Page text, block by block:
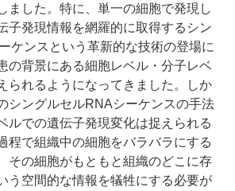
ました。特に、単一の細胞で発現し
子発現情報を網羅的に取得するシン
ケンスという革新的な技術の登場に
の背景にある細胞レベル・分子レベ
られるようになってきました。しか
シングルセルRNAシーケンスの手法
ルでの遺伝子発現変化は捉えられる
程で組織中の細胞をバラバラにする
その細胞がもともと組織のどこに存
う空間的な情報を犠牲にする必要が